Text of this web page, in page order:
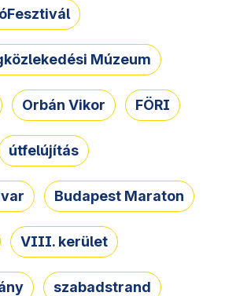
Múzeum
Orbán Vikor FÖRI
útfelújítás
Budapest Maraton
VIII. kerület
szabadstrand